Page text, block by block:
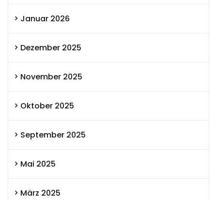
Januar 2026
Dezember 2025
November 2025
Oktober 2025
September 2025
Mai 2025
März 2025